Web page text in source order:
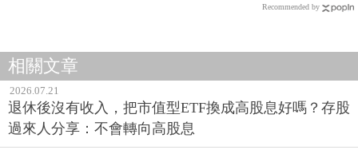
Recommended by
相關文章
2026.07.21
退休後沒有收入，把市值型ETF換成高股息好嗎？存股
過來人分享：不會轉向高股息